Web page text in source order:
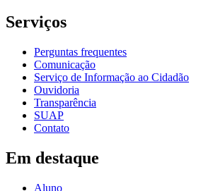
Serviços
Perguntas frequentes
Comunicação
Serviço de Informação ao Cidadão
Ouvidoria
Transparência
SUAP
Contato
Em destaque
Aluno